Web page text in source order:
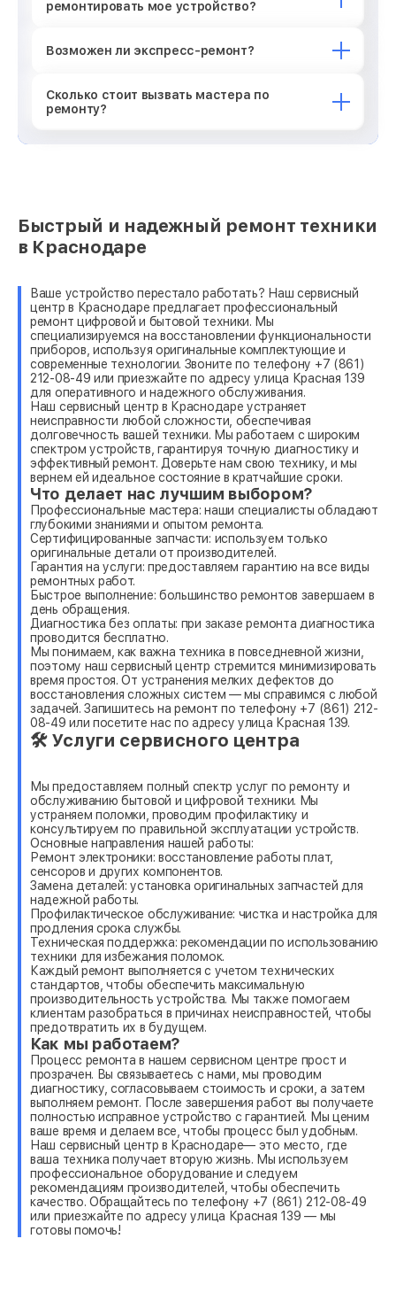
ремонтировать мое устройство?
Возможен ли экспресс-ремонт?
Сколько стоит вызвать мастера по
ремонту?
Быстрый и надежный ремонт техники
в Краснодаре
Ваше устройство перестало работать? Наш сервисный
центр в Краснодаре предлагает профессиональный
ремонт цифровой и бытовой техники. Мы
специализируемся на восстановлении функциональности
приборов, используя оригинальные комплектующие и
современные технологии. Звоните по телефону +7 (861)
212-08-49 или приезжайте по адресу улица Красная 139
для оперативного и надежного обслуживания.
Наш сервисный центр в Краснодаре устраняет
неисправности любой сложности, обеспечивая
долговечность вашей техники. Мы работаем с широким
спектром устройств, гарантируя точную диагностику и
эффективный ремонт. Доверьте нам свою технику, и мы
вернем ей идеальное состояние в кратчайшие сроки.
Что делает нас лучшим выбором?
Профессиональные мастера: наши специалисты обладают
глубокими знаниями и опытом ремонта.
Сертифицированные запчасти: используем только
оригинальные детали от производителей.
Гарантия на услуги: предоставляем гарантию на все виды
ремонтных работ.
Быстрое выполнение: большинство ремонтов завершаем в
день обращения.
Диагностика без оплаты: при заказе ремонта диагностика
проводится бесплатно.
Мы понимаем, как важна техника в повседневной жизни,
поэтому наш сервисный центр стремится минимизировать
время простоя. От устранения мелких дефектов до
восстановления сложных систем — мы справимся с любой
задачей. Запишитесь на ремонт по телефону +7 (861) 212-
08-49 или посетите нас по адресу улица Красная 139.
🛠 Услуги сервисного центра
Мы предоставляем полный спектр услуг по ремонту и
обслуживанию бытовой и цифровой техники. Мы
устраняем поломки, проводим профилактику и
консультируем по правильной эксплуатации устройств.
Основные направления нашей работы:
Ремонт электроники: восстановление работы плат,
сенсоров и других компонентов.
Замена деталей: установка оригинальных запчастей для
надежной работы.
Профилактическое обслуживание: чистка и настройка для
продления срока службы.
Техническая поддержка: рекомендации по использованию
техники для избежания поломок.
Каждый ремонт выполняется с учетом технических
стандартов, чтобы обеспечить максимальную
производительность устройства. Мы также помогаем
клиентам разобраться в причинах неисправностей, чтобы
предотвратить их в будущем.
Как мы работаем?
Процесс ремонта в нашем сервисном центре прост и
прозрачен. Вы связываетесь с нами, мы проводим
диагностику, согласовываем стоимость и сроки, а затем
выполняем ремонт. После завершения работ вы получаете
полностью исправное устройство с гарантией. Мы ценим
ваше время и делаем все, чтобы процесс был удобным.
Наш сервисный центр в Краснодаре— это место, где
ваша техника получает вторую жизнь. Мы используем
профессиональное оборудование и следуем
рекомендациям производителей, чтобы обеспечить
качество. Обращайтесь по телефону +7 (861) 212-08-49
или приезжайте по адресу улица Красная 139 — мы
готовы помочь!